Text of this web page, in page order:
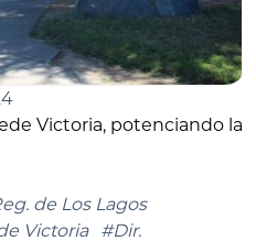
Victoria, potenciando la
de Los Lagos
Victoria
#Dir.